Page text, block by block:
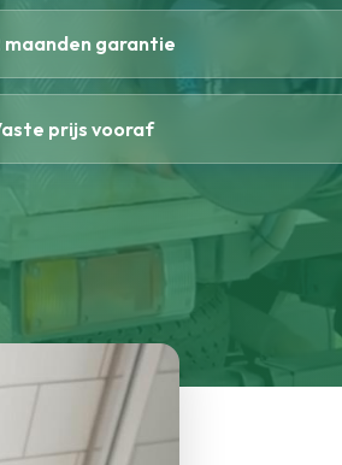
maanden garantie
prijs vooraf